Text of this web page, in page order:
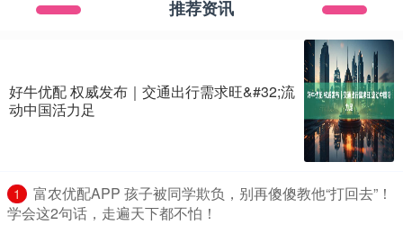
推荐资讯
好牛优配 权威发布｜交通出行需求旺&#32;流
动中国活力足
1
​富农优配APP 孩子被同学欺负，别再傻傻教他“打回去”！
学会这2句话，走遍天下都不怕！